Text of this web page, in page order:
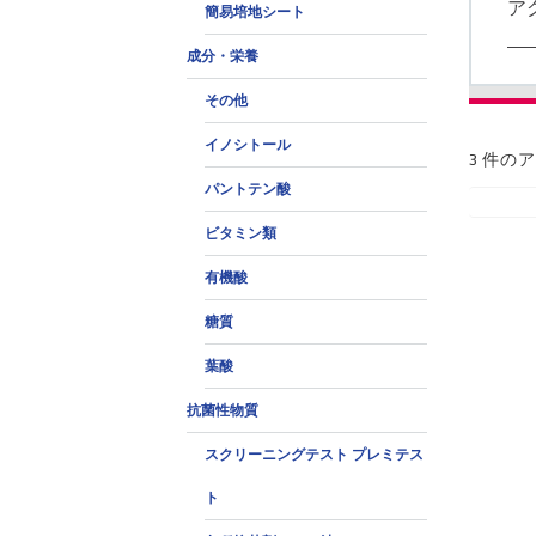
簡易培地シート
成分・栄養
その他
イノシトール
パントテン酸
ビタミン類
有機酸
糖質
葉酸
抗菌性物質
スクリーニングテスト プレミテス
ト
ア
3 件の